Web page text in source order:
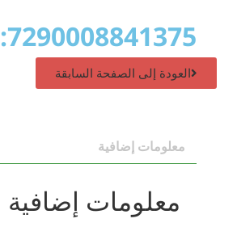
العودة إلى الصفحة السابقة
معلومات إضافية
معلومات إضافية